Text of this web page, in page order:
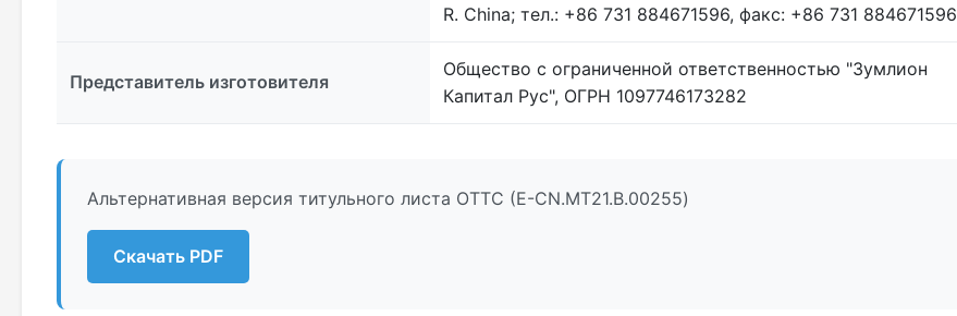
R. China; тел.: +86 731 884671596, факс: +86 731 884671596
Представитель изготовителя
Общество с ограниченной ответственностью "Зумлион
Капитал Рус", ОГРН 1097746173282
Альтернативная версия титульного листа ОТТС (E-CN.MT21.B.00255)
Скачать PDF